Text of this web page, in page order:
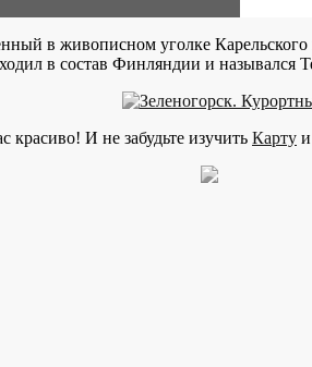
в живописном уголке
в состав Финляндии и
красиво! И не забудьте изучить Карту